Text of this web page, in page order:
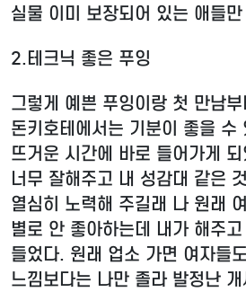
실물 이미 보장되어 있는 애들
2.테크닉 좋은 푸잉
그렇게 예쁜 푸잉이랑 첫 만남
돈키호테에서는 기분이 좋을 수
뜨거운 시간에 바로 들어가게
너무 잘해주고 내 성감대 같은
열심히 노력해 주길래 나 원래
별로 안 좋아하는데 내가 해주고
들었다. 원래 업소 가면 여자들
느낌보다는 나만 졸라 발정난